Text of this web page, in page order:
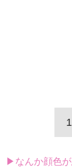
1
▶なんか顔色